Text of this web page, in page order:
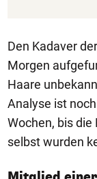
Den Kadaver
Morgen
Haare
Analyse ist
Wochen, bis die
selbst wurden